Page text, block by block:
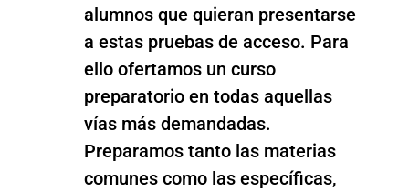
alumnos que quieran presentarse
a estas pruebas de acceso. Para
ello ofertamos un curso
preparatorio en todas aquellas
vías más demandadas.
Preparamos tanto las materias
comunes como las específicas,